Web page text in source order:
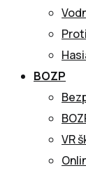
BOZP
VR